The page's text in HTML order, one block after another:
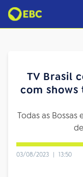
TV Brasil
com
Todas as
03/08/2023 | 13:50